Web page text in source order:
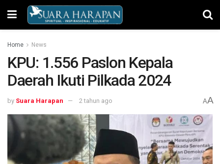
Home News
KPU: 1.556 Paslon Kepala
Daerah Ikuti Pilkada 2024
by Suara Harapan 2 tahun ago AA